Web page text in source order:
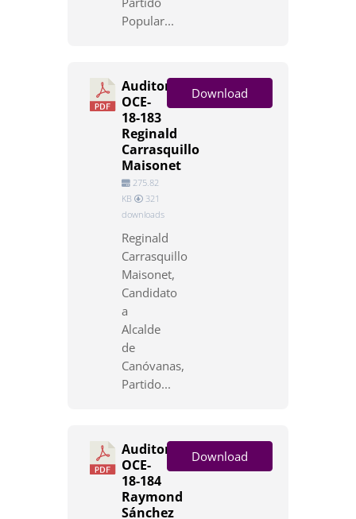
Popular...
Auditoría
OCE-
18-183
Reginald
Carrasquillo
Maisonet
275.82
KB
321
downloads
Reginald
Carrasquillo
Maisonet,
Candidato
a
Alcalde
de
Canóvanas,
Partido...
Download
Auditoría
OCE-
18-184
Raymond
Sánchez
Download